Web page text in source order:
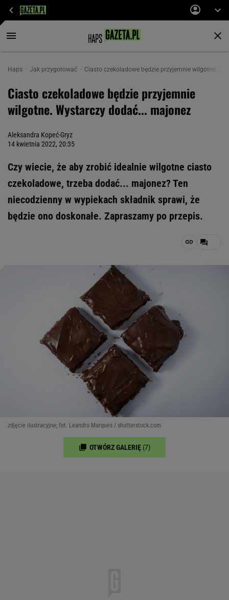
Haps Jak przygotować Ciasto czekoladowe będzie przyjemnie wilgotne.
Ciasto czekoladowe będzie przyjemnie
wilgotne. Wystarczy dodać... majonez
Aleksandra Kopeć-Gryz
14 kwietnia 2022, 20:35
Czy wiecie, że aby zrobić idealnie wilgotne ciasto
czekoladowe, trzeba dodać... majonez? Ten
niecodzienny w wypiekach składnik sprawi, że
będzie ono doskonałe. Zapraszamy po przepis.
zdjęcie ilustracyjne; fot. Leandro Marques / shutterstock.com
OTWÓRZ GALERIĘ (7)